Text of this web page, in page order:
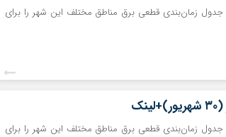
جدول زمان‌بندی قطعی برق مناطق مختلف این شهر را برای
جدول زمان‌بندی قطعی برق مناطق مختلف این شهر را برای